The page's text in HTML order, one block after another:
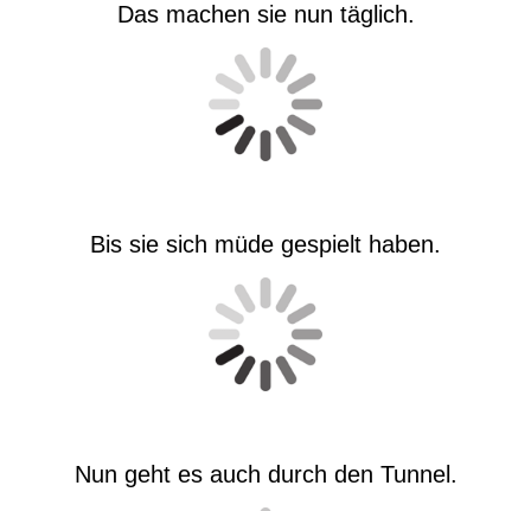
Das machen sie nun täglich.
Bis sie sich müde gespielt haben.
Nun geht es auch durch den Tunnel.